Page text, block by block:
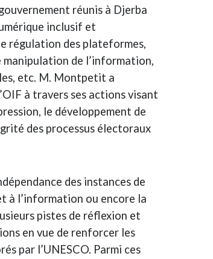
réunis à Djerba
inclusif et
régulation des plateformes,
de l’information,
etc. M. Montpetit a
à travers ses actions visant
le développement de
des processus électoraux
des instances de
à l’information ou encore la
pistes de réflexion et
en vue de renforcer les
par l’UNESCO. Parmi ces